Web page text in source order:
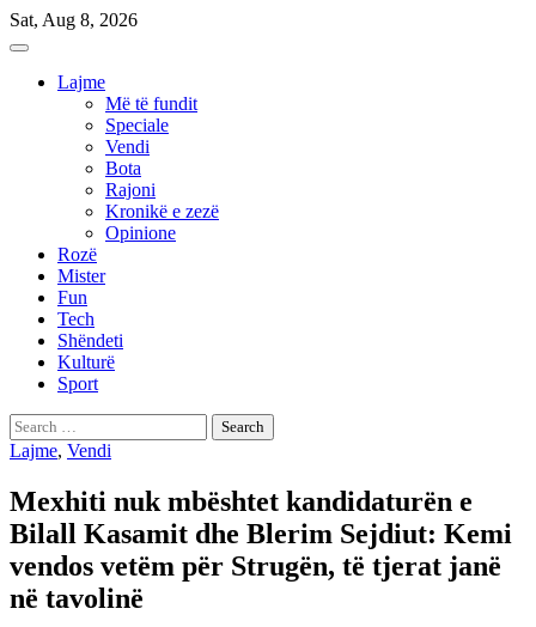
Skip
to
Sat, Aug 8, 2026
Lajme
Më të fundit
Speciale
Vendi
Bota
Rajoni
Kronikë e zezë
Opinione
Rozë
Mister
Fun
Tech
Shëndeti
Kulturë
Sport
Search
for:
Lajme, Vendi
Mexhiti nuk mbështet kandidaturën e
Bilall Kasamit dhe Blerim Sejdiut: Kemi
vendos vetëm për Strugën, të tjerat janë
në tavolinë